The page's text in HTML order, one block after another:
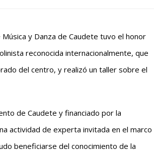
y Danza de Caudete tuvo el honor
reconocida internacionalmente, que
del centro, y realizó un taller sobre el
de Caudete y financiado por la
actividad de experta invitada en el marco
beneficiarse del conocimiento de la